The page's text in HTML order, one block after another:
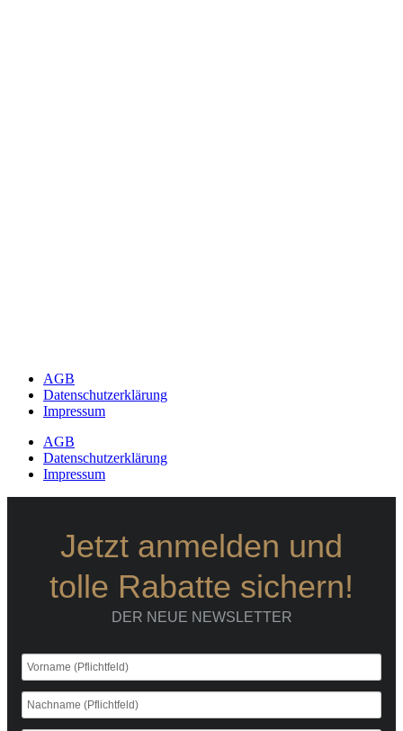
AGB
Datenschutzerklärung
Impressum
AGB
Datenschutzerklärung
Impressum
Jetzt anmelden und
tolle Rabatte sichern!
DER NEUE NEWSLETTER